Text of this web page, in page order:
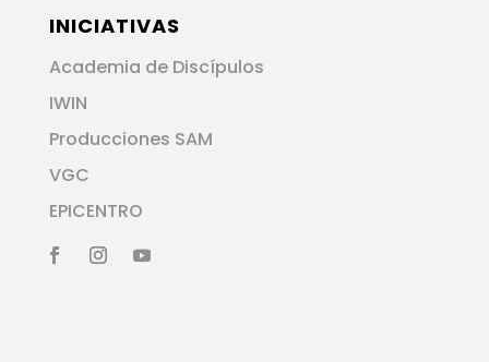
INICIATIVAS
Academia de Discípulos
IWIN
Producciones SAM
VGC
EPICENTRO